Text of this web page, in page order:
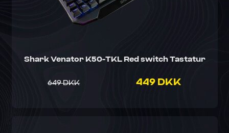
Shark Venator K50-TKL Red switch Tastatur
449 DKK
649 DKK